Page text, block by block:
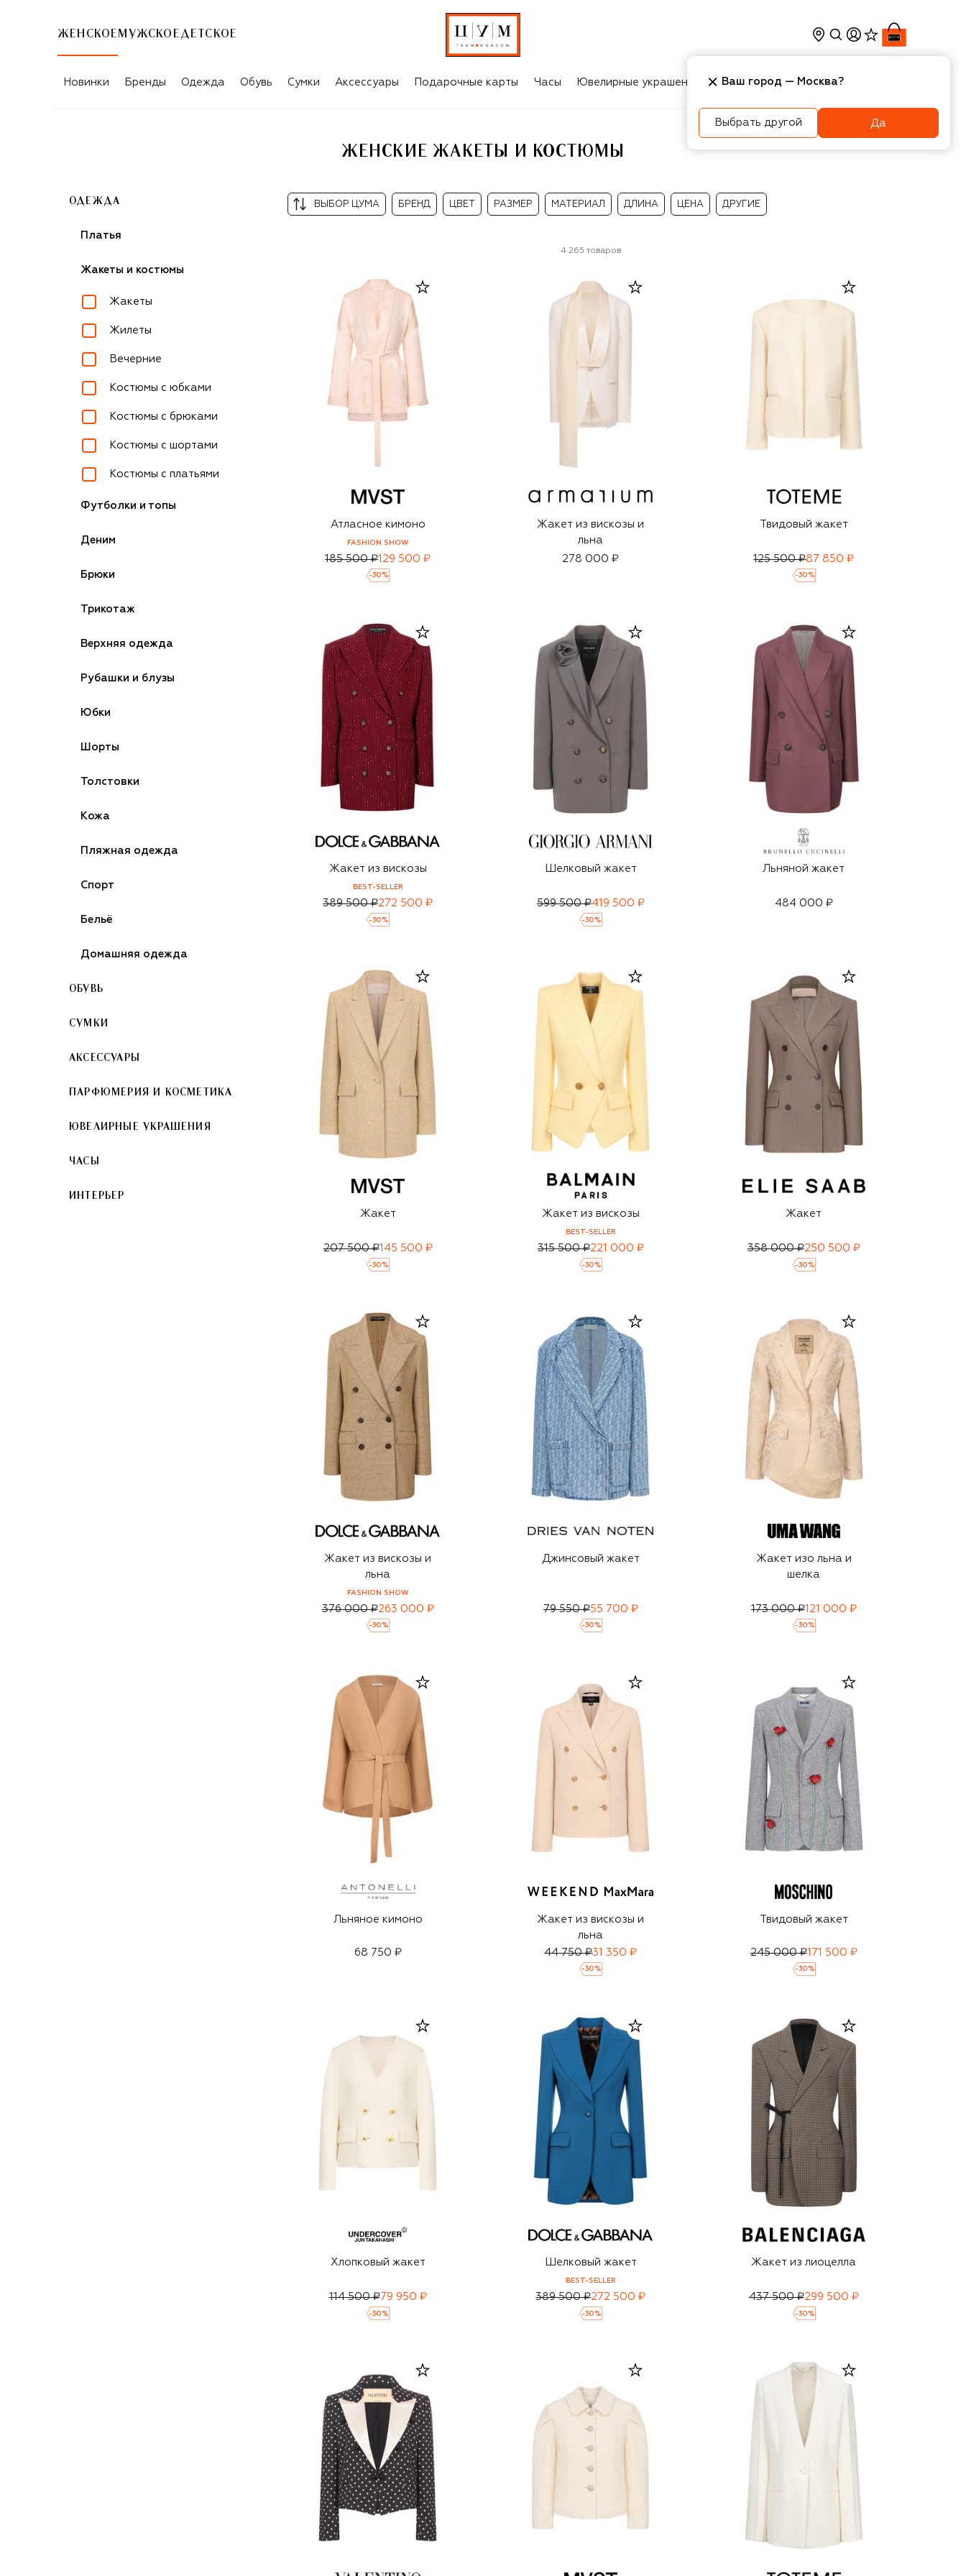
ЖЕНСКОЕ МУЖСКОЕ ДЕТСКОЕ
ЖЕНСКИЕ ЖАКЕТЫ И КОСТЮМЫ
Новинки Бренды Одежда Обувь Сумки Аксессуары Подарочные карты Часы Ювелирные украшения Косметика Интерьер
ЖЕНСКИЕ ЖАКЕТЫ И КОСТЮМЫ
ОДЕЖДА
Платья
Жакеты и костюмы
Жакеты
Жилеты
Вечерние
Костюмы с юбками
Костюмы с брюками
Костюмы с шортами
Костюмы с платьями
Футболки и топы
Деним
Брюки
Трикотаж
Верхняя одежда
Рубашки и блузы
Юбки
Шорты
Толстовки
Кожа
Пляжная одежда
Спорт
Бельё
Домашняя одежда
ОБУВЬ
СУМКИ
АКСЕССУАРЫ
ПАРФЮМЕРИЯ И КОСМЕТИКА
ЮВЕЛИРНЫЕ УКРАШЕНИЯ
ЧАСЫ
ИНТЕРЬЕР
ВЫБОР ЦУМА БРЕНД ЦВЕТ РАЗМЕР МАТЕРИАЛ ДЛИНА ЦЕНА ДРУГИЕ
4 265 товаров
Атласное кимоно
FASHION SHOW
185 500 ₽129 500 ₽
-30 %
Жакет из вискозы и
льна
278 000 ₽
Твидовый жакет
125 500 ₽87 850 ₽
-30 %
Жакет из вискозы
BEST-SELLER
389 500 ₽272 500 ₽
-30 %
Шелковый жакет
599 500 ₽419 500 ₽
-30 %
Льняной жакет
484 000 ₽
Жакет
207 500 ₽145 500 ₽
-30 %
Жакет из вискозы
BEST-SELLER
315 500 ₽221 000 ₽
-30 %
Жакет
358 000 ₽250 500 ₽
-30 %
Жакет из вискозы и
льна
FASHION SHOW
376 000 ₽263 000 ₽
-30 %
Джинсовый жакет
79 550 ₽55 700 ₽
-30 %
Жакет изо льна и
шелка
173 000 ₽121 000 ₽
-30 %
Льняное кимоно
68 750 ₽
Жакет из вискозы и
льна
44 750 ₽31 350 ₽
-30 %
Твидовый жакет
245 000 ₽171 500 ₽
-30 %
Хлопковый жакет
114 500 ₽79 950 ₽
-30 %
Шелковый жакет
BEST-SELLER
389 500 ₽272 500 ₽
-30 %
Жакет из лиоцелла
437 500 ₽299 500 ₽
-30 %
Ваш город — Москва?
Выбрать другой Да